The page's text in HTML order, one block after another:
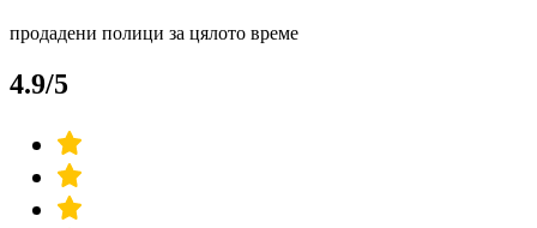
продадени полици за цялото време
4.9/5